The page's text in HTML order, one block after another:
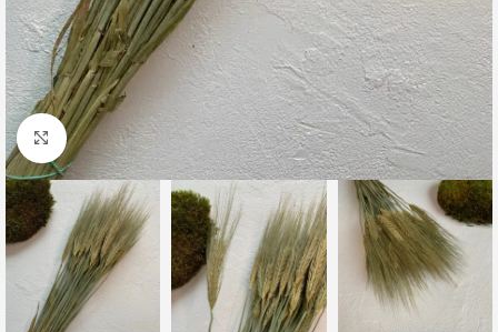
Клацніть, щоб збільшити